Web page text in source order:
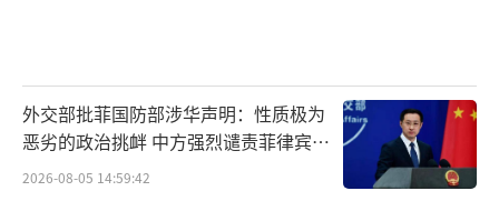
外交部批菲国防部涉华声明：性质极为
恶劣的政治挑衅 中方强烈谴责菲律宾行
为
2026-08-05 14:59:42